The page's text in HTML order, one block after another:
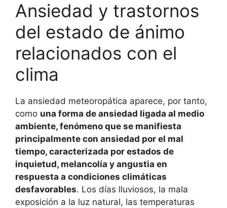
Ansiedad y trastornos
del estado de ánimo
relacionados con el
clima
La ansiedad meteoropática aparece, por tanto,
como una forma de ansiedad ligada al medio
ambiente, fenómeno que se manifiesta
principalmente con ansiedad por el mal
tiempo, caracterizada por estados de
inquietud, melancolía y angustia en
respuesta a condiciones climáticas
desfavorables. Los días lluviosos, la mala
exposición a la luz natural, las temperaturas